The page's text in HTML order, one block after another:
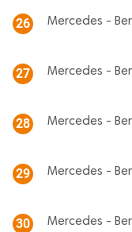
26 Mercedes -
27 Mercedes -
28 Mercedes -
29 Mercedes -
30 Mercedes -